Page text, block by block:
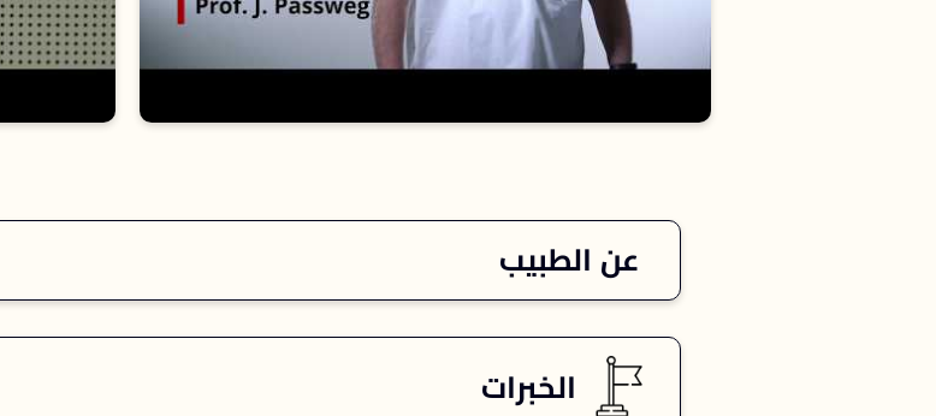
عن الطبيب
الخبرات